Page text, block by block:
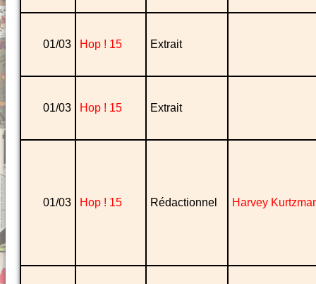
01/03 Hop ! 15 Extrait
01/03 Hop ! 15 Extrait
01/03 Hop ! 15 Rédactionnel Harvey